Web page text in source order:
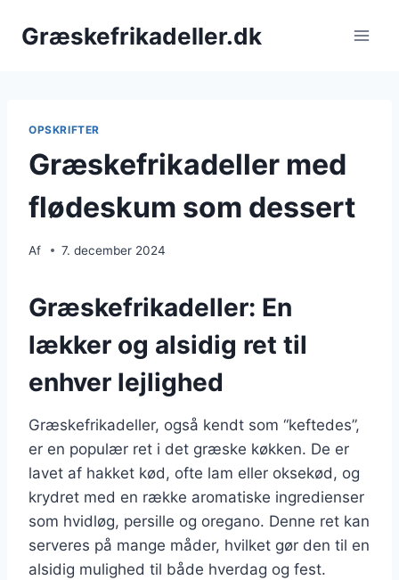
Græskefrikadeller.dk
OPSKRIFTER
Græskefrikadeller med
flødeskum som dessert
Af 7. december 2024
Græskefrikadeller: En
lækker og alsidig ret til
enhver lejlighed
Græskefrikadeller, også kendt som “keftedes”,
er en populær ret i det græske køkken. De er
lavet af hakket kød, ofte lam eller oksekød, og
krydret med en række aromatiske ingredienser
som hvidløg, persille og oregano. Denne ret kan
serveres på mange måder, hvilket gør den til en
alsidig mulighed til både hverdag og fest.